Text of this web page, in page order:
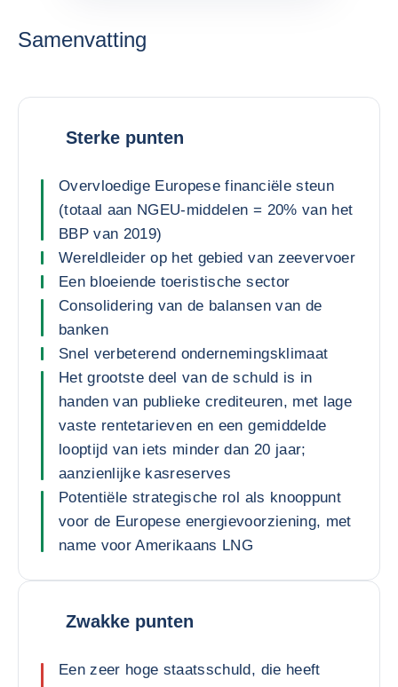
Samenvatting
Sterke punten
Overvloedige Europese financiële steun
(totaal aan NGEU-middelen = 20% van het
BBP van 2019)
Wereldleider op het gebied van zeevervoer
Een bloeiende toeristische sector
Consolidering van de balansen van de
banken
Snel verbeterend ondernemingsklimaat
Het grootste deel van de schuld is in
handen van publieke crediteuren, met lage
vaste rentetarieven en een gemiddelde
looptijd van iets minder dan 20 jaar;
aanzienlijke kasreserves
Potentiële strategische rol als knooppunt
voor de Europese energievoorziening, met
name voor Amerikaans LNG
Zwakke punten
Een zeer hoge staatsschuld, die heeft